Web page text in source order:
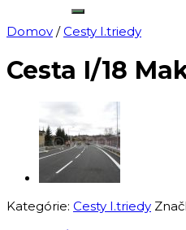
Domov / Cesty I.triedy
Cesta I/18
Kategórie: Cesty I.triedy